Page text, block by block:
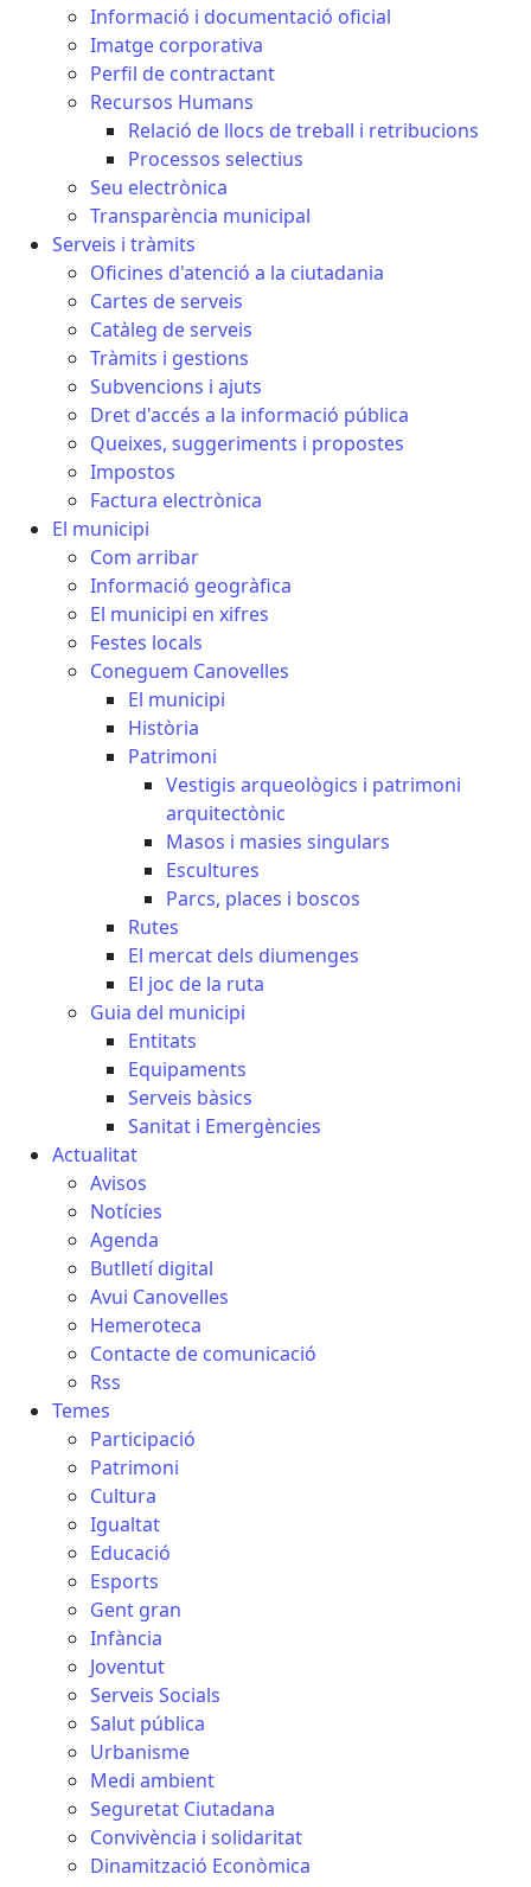
Informació i documentació oficial
Imatge corporativa
Perfil de contractant
Recursos Humans
Relació de llocs de treball i retribucions
Processos selectius
Seu electrònica
Transparència municipal
Serveis i tràmits
Oficines d'atenció a la ciutadania
Cartes de serveis
Catàleg de serveis
Tràmits i gestions
Subvencions i ajuts
Dret d'accés a la informació pública
Queixes, suggeriments i propostes
Impostos
Factura electrònica
El municipi
Com arribar
Informació geogràfica
El municipi en xifres
Festes locals
Coneguem Canovelles
El municipi
Història
Patrimoni
Vestigis arqueològics i patrimoni
arquitectònic
Masos i masies singulars
Escultures
Parcs, places i boscos
Rutes
El mercat dels diumenges
El joc de la ruta
Guia del municipi
Entitats
Equipaments
Serveis bàsics
Sanitat i Emergències
Actualitat
Avisos
Notícies
Agenda
Butlletí digital
Avui Canovelles
Hemeroteca
Contacte de comunicació
Rss
Temes
Participació
Patrimoni
Cultura
Igualtat
Educació
Esports
Gent gran
Infància
Joventut
Serveis Socials
Salut pública
Urbanisme
Medi ambient
Seguretat Ciutadana
Convivència i solidaritat
Dinamització Econòmica